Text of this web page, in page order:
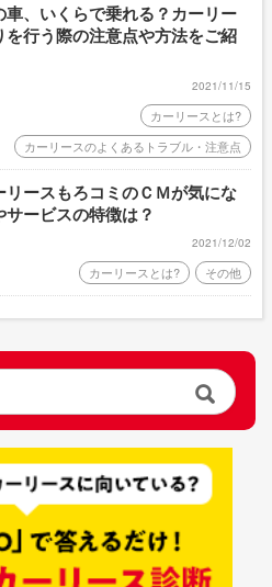
車、いくらで乗れる？カーリー
を行う際の注意点や方法をご紹
2021/11/15
カーリースとは?
カーリースのよくあるトラブル・注意点
リースもろコミのＣＭが気にな
ービスの特徴は？
2021/12/02
カーリースとは? その他